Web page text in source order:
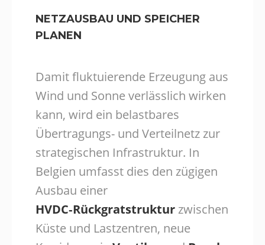
NETZAUSBAU UND SPEICHER
PLANEN
Damit fluktuierende Erzeugung aus
Wind und Sonne verlässlich wirken
kann, wird ein belastbares
Übertragungs- und Verteilnetz zur
strategischen Infrastruktur. In
Belgien umfasst dies den zügigen
Ausbau einer
HVDC‑Rückgratstrukturzwischen
Küste und Lastzentren, neue